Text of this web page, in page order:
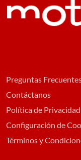
Preguntas
Contáctanos
Política de Privacidad
Configuración de
Términos y